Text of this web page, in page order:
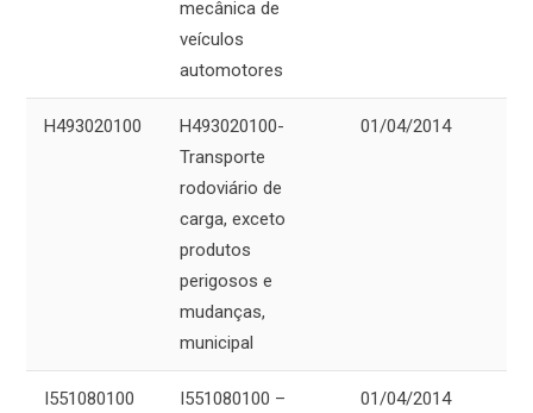
mecânica de
veículos
automotores
H493020100
H493020100-
Transporte
rodoviário de
carga, exceto
produtos
perigosos e
mudanças,
municipal
01/04/2014
I551080100
I551080100 –
01/04/2014